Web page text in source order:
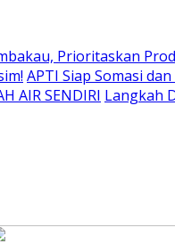
Prioritaskan
APTI Siap Somasi
AIR SENDIRI Langkah